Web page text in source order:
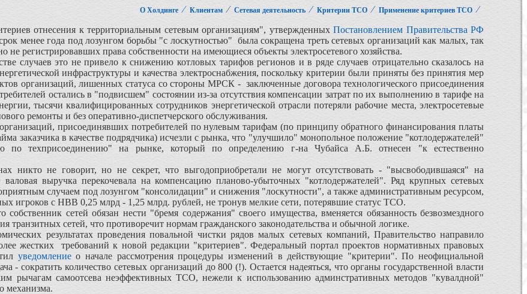
О Холдинге ⁄ Клиентам ⁄ Сетевая деятельность ⁄ Критерии ТСО ⁄ Применение критериев ТСО ⁄
отнесения к территориальным сетевым организациям", утвержденных Постановлением Правительства РФ
менее года под лозунгом борьбы "с лоскутностью" была сокращена треть сетевых организаций как малых, так
не регистрировавших права собственности на имеющиеся объекты электросетевого хозяйства.
случаев это не привело к снижению котловых тарифов регионов и в ряде случаев отрицательно сказалось на
инфраструктуры и качества электроснабжения, поскольку критерии были приняты без принятия мер
организаций, лишенных статуса со стороны МРСК - заключенные договора технологического присоединения
остались в "подвисшем" состоянии из-за отсутствия компенсации затрат по их выполнению в тарифе на
тысячи квалифицированных сотрудников энергетической отрасли потеряли рабочие места, электросетевые
ремонты и без оперативно-диспетчерского обслуживания.
присоединявших потребителей по нулевым тарифам (по принципу обратного финансирования платы
заказчика в качестве подрядчика) исчезли с рынка, что "улучшило" монопольное положение "котлодержателей"
по техприсоединению" на рынке, который по определению г-на Чубайса А.Б. отнесен "к естественно
никто не говорит, но не секрет, что выгодоприобретали не могут отсутствовать - "высвободившаяся" на
выручка перекочевала на компенсацию планово-убыточных "котлодержателей". Ряд крупных сетевых
случаем под лозунгом "консолидации" и снижения "лоскутности", а также административным ресурсом,
игроков с НВВ 0,25 млрд - 1,25 млрд. рублей, не тронув мелкие сети, потерявшие статус ТСО.
сетей обязан нести "бремя содержания" своего имущества, вменяется обязанность безвозмездного
транзитных сетей, что противоречит нормам гражданского законодательства и обычной логике.
результатах проведения повальной чистки рядов малых сетевых компаний, Правительство направило
жестких требований к новой редакции "критериев". Федеральный портал проектов нормативных правовых
уведомлениео начале рассмотрения процедуры изменений в действующие "критерии". По неофициальной
- сократить количество сетевых организаций до 800 (!). Остается надеяться, что органы государственной власти
рычагам самоотсева неэффективных ТСО, нежели к использованию админстративных методов "кувалдной"
механизма.